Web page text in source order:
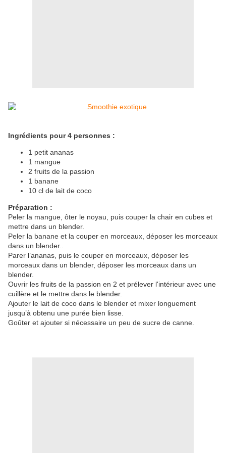
Ingrédients pour 4 personnes :
1 petit ananas
1 mangue
2 fruits de la passion
1 banane
10 cl de lait de coco
Préparation :
Peler la mangue, ôter le noyau, puis couper la chair en cubes et
mettre dans un blender.
Peler la banane et la couper en morceaux, déposer les morceaux
dans un blender..
Parer l’ananas, puis le couper en morceaux, déposer les
morceaux dans un blender, déposer les morceaux dans un
blender.
Ouvrir les fruits de la passion en 2 et prélever l'intérieur avec une
cuillère et le mettre dans le blender.
Ajouter le lait de coco dans le blender et mixer longuement
jusqu’à obtenu une purée bien lisse.
Goûter et ajouter si nécessaire un peu de sucre de canne.